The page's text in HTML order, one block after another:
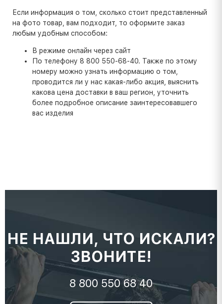
Если информация о том, сколько стоит представленный
на фото товар, вам подходит, то оформите заказ
любым удобным способом:
В режиме онлайн через сайт
По телефону 8 800 550-68-40. Также по этому
номеру можно узнать информацию о том,
проводится ли у нас какая-либо акция, выяснить
какова цена доставки в ваш регион, уточнить
более подробное описание заинтересовавшего
вас изделия
НЕ НАШЛИ, ЧТО ИСКАЛИ?
ЗВОНИТЕ!
8 800 550 68 40